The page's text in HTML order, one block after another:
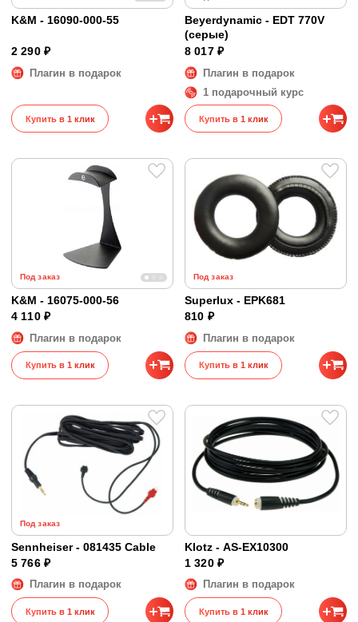
K&M - 16090-000-55
2 290 ₽
Плагин в подарок
Купить в 1 клик
Beyerdynamic - EDT 770V
(серые)
8 017 ₽
Плагин в подарок
1 подарочный курс
Купить в 1 клик
Под заказ
K&M - 16075-000-56
4 110 ₽
Плагин в подарок
Купить в 1 клик
Под заказ
Superlux - EPK681
810 ₽
Плагин в подарок
Купить в 1 клик
Под заказ
Sennheiser - 081435 Cable
5 766 ₽
Плагин в подарок
Купить в 1 клик
Klotz - AS-EX10300
1 320 ₽
Плагин в подарок
Купить в 1 клик